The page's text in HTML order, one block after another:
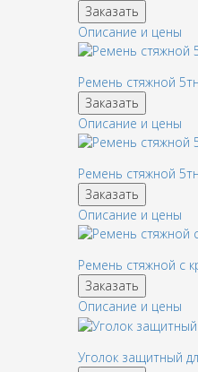
Заказать
Описание и цены
Ремень стяжной
Заказать
Описание и цены
Ремень стяжной
Заказать
Описание и цены
Ремень стяжной с
Заказать
Описание и цены
Уголок защитный